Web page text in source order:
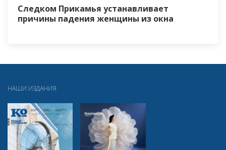
Следком Прикамья устанавливает
причины падения женщины из окна
НАШИ ИЗДАНИЯ